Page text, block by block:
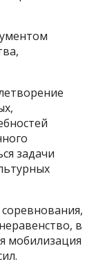
задачи
в
мобилизация